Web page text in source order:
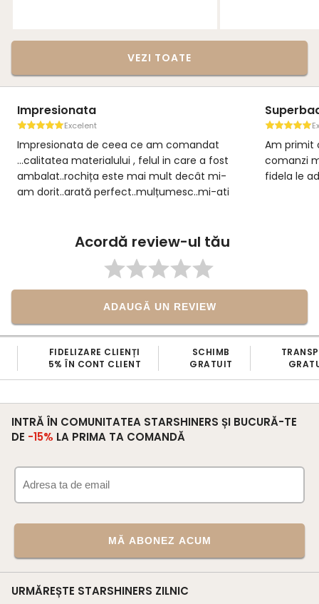
VEZI TOATE
Impresionata
Excelent
Impresionata de ceea ce am comandat
...calitatea materialului , felul in care a fost
ambalat..rochița este mai mult decât mi-
am dorit..arată perfect..mulțumesc..mi-ati
Am primit
comanzi
fidela le
Acordă review-ul tău
ADAUGĂ UN REVIEW
FIDELIZARE CLIENȚI
5% ÎN CONT CLIENT
SCHIMB
GRATUIT
INTRĂ ÎN COMUNITATEA STARSHINERS ȘI BUCURĂ-TE
DE -15% LA PRIMA TA COMANDĂ
MĂ ABONEZ ACUM
URMĂREȘTE STARSHINERS ZILNIC